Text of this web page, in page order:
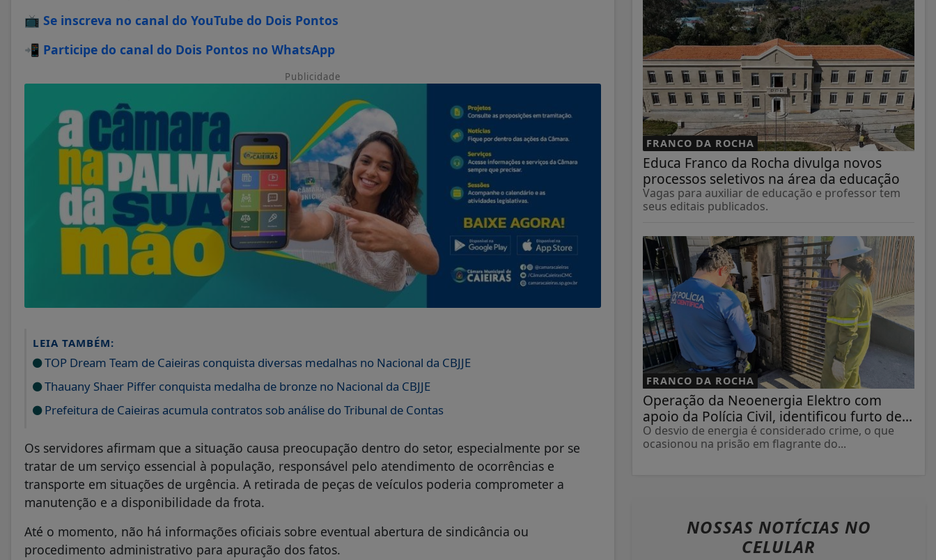
📺 Se inscreva no canal do YouTube do Dois Pontos
📲 Participe do canal do Dois Pontos no WhatsApp
Publicidade
LEIA TAMBÉM:
TOP Dream Team de Caieiras conquista diversas medalhas no Nacional da CBJJE
Thauany Shaer Piffer conquista medalha de bronze no Nacional da CBJJE
Prefeitura de Caieiras acumula contratos sob análise do Tribunal de Contas
Os servidores afirmam que a situação causa preocupação dentro do setor, especialmente por se
tratar de um serviço essencial à população, responsável pelo atendimento de ocorrências e
transporte em situações de urgência. A retirada de peças de veículos poderia comprometer a
manutenção e a disponibilidade da frota.
Até o momento, não há informações oficiais sobre eventual abertura de sindicância ou
procedimento administrativo para apuração dos fatos.
FRANCO DA ROCHA
Educa Franco da Rocha divulga novos
processos seletivos na área da educação
Vagas para auxiliar de educação e professor tem
seus editais publicados.
FRANCO DA ROCHA
Operação da Neoenergia Elektro com
apoio da Polícia Civil, identificou furto de...
O desvio de energia é considerado crime, o que
ocasionou na prisão em flagrante do...
NOSSAS NOTÍCIAS NO
CELULAR